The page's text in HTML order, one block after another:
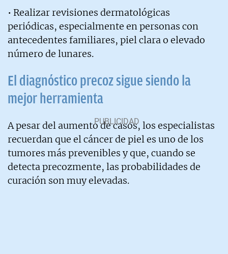
• Realizar revisiones dermatológicas
periódicas, especialmente en personas con
antecedentes familiares, piel clara o elevado
número de lunares.
El diagnóstico precoz sigue siendo la
mejor herramienta
A pesar del aumento de casos, los especialistas
recuerdan que el cáncer de piel es uno de los
tumores más prevenibles y que, cuando se
detecta precozmente, las probabilidades de
curación son muy elevadas.